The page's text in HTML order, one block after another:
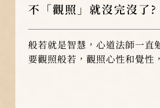
不「觀照」就沒完沒了?
般若就是智慧，心道法師一直
要觀照般若，觀照心性和覺性